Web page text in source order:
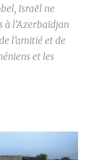
Israël ne
à l’Azerbaïdjan
l’amitié et de
et les